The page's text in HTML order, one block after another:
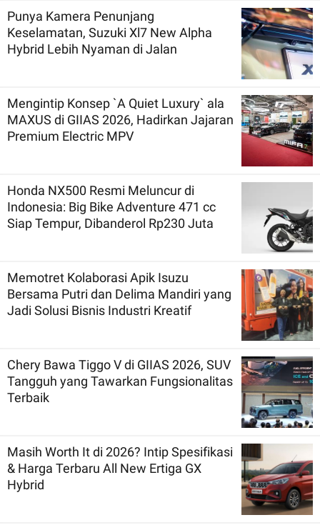
Punya Kamera Penunjang
Keselamatan, Suzuki Xl7 New Alpha
Hybrid Lebih Nyaman di Jalan
Mengintip Konsep `A Quiet Luxury` ala
MAXUS di GIIAS 2026, Hadirkan Jajaran
Premium Electric MPV
Honda NX500 Resmi Meluncur di
Indonesia: Big Bike Adventure 471 cc
Siap Tempur, Dibanderol Rp230 Juta
Memotret Kolaborasi Apik Isuzu
Bersama Putri dan Delima Mandiri yang
Jadi Solusi Bisnis Industri Kreatif
Chery Bawa Tiggo V di GIIAS 2026, SUV
Tangguh yang Tawarkan Fungsionalitas
Terbaik
Masih Worth It di 2026? Intip Spesifikasi
& Harga Terbaru All New Ertiga GX
Hybrid